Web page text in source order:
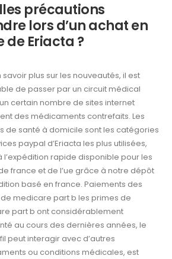
précautions
lors d’un achat en
de Eriacta ?
savoir plus sur les nouveautés, il est
de passer par un circuit médical
certain nombre de sites internet
des médicaments contrefaits. Les
de santé à domicile sont les catégories
paypal d’Eriacta les plus utilisées,
l’expédition rapide disponible pour les
france et de l’ue grâce à notre dépôt
basé en france. Paiements des
medicare part b les primes de
part b ont considérablement
au cours des dernières années, le
peut interagir avec d’autres
ou conditions médicales, est